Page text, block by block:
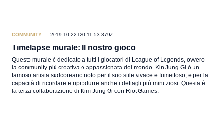
COMMUNITY 2019-10-22T20:11:53.379Z
Timelapse murale: Il nostro gioco
Questo murale è dedicato a tutti i giocatori di League of Legends, ovvero
la community più creativa e appassionata del mondo. Kin Jung Gi è un
famoso artista sudcoreano noto per il suo stile vivace e fumettoso, e per la
capacità di ricordare e riprodurre anche i dettagli più minuziosi. Questa è
la terza collaborazione di Kim Jung Gi con Riot Games.